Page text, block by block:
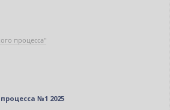
процесса"
№1 2025